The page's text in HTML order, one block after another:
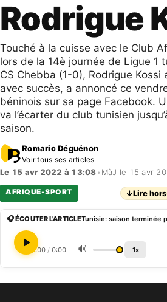
Rodrigue
Touché à la cuisse avec le Club
lors de la 14è journée de Ligue 1
CS Chebba (1-0), Rodrigue Kossi
avec succès, a annoncé ce
béninois sur sa page Facebook.
va l’écarter du club tunisien
saison.
Romaric Déguénon
Voir tous ses articles
Le 15 avr 2022 à 13:08• MàJ le 15 avr
AFRIQUE-SPORT ↓Lire
🎧 ÉCOUTER L'ARTICLE
0:00 / 0:00 🔊 1x